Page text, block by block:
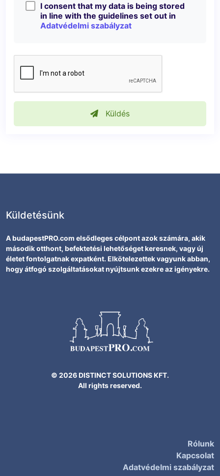
I consent that my data is being stored
in line with the guidelines set out in
Adatvédelmi szabályzat
Küldés
Küldetésünk
A budapestPRO.com elsődleges célpont azok számára, akik
második otthont, befektetési lehetőséget keresnek, vagy új
életet fontolgatnak expatként. Elkötelezettek vagyunk abban,
hogy átfogó szolgáltatásokat nyújtsunk ezekre az igényekre.
© 2026 DISTINCT SOLUTIONS KFT.
All rights reserved.
Rólunk
Kapcsolat
Adatvédelmi szabályzat